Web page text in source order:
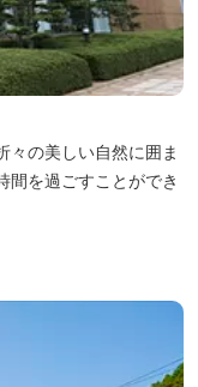
々の美しい自然に囲ま
間を過ごすことができ